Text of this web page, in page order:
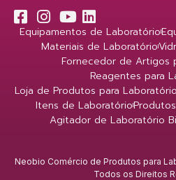
Equipamentos de Laboratório
Materiais de Laboratório
Fornecedor de Artigos
Reagentes para
Loja de Produtos para Laboratório
Itens de Laboratório
Agitador de Laboratório
Neobio Comércio de Produtos para
Todos os Direitos